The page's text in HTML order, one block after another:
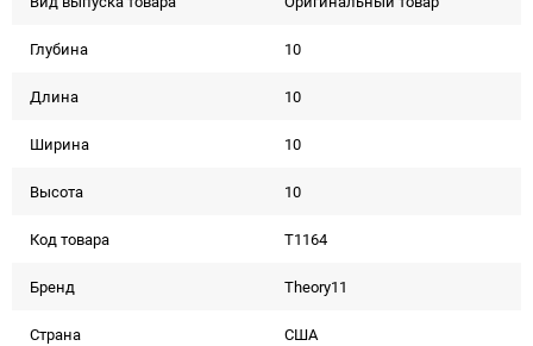
Глубина 10
Длина 10
Ширина 10
Высота 10
Код товара T1164
Бренд Theory11
Страна США